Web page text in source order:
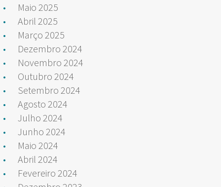
Maio 2025
Abril 2025
Março 2025
Dezembro 2024
Novembro 2024
Outubro 2024
Setembro 2024
Agosto 2024
Julho 2024
Junho 2024
Maio 2024
Abril 2024
Fevereiro 2024